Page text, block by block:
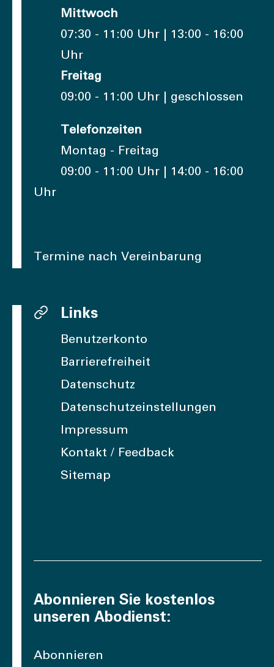
Mittwoch
07:30 - 11:00 Uhr | 13:00 - 16:00
Uhr
Freitag
09:00 - 11:00 Uhr | geschlossen
Telefonzeiten
Montag - Freitag
09:00 - 11:00 Uhr | 14:00 - 16:00
Uhr
Termine nach Vereinbarung
Links
Benutzerkonto
Barrierefreiheit
Datenschutz
Datenschutzeinstellungen
Impressum
Kontakt / Feedback
Sitemap
Abonnieren Sie kostenlos
unseren Abodienst:
Abonnieren